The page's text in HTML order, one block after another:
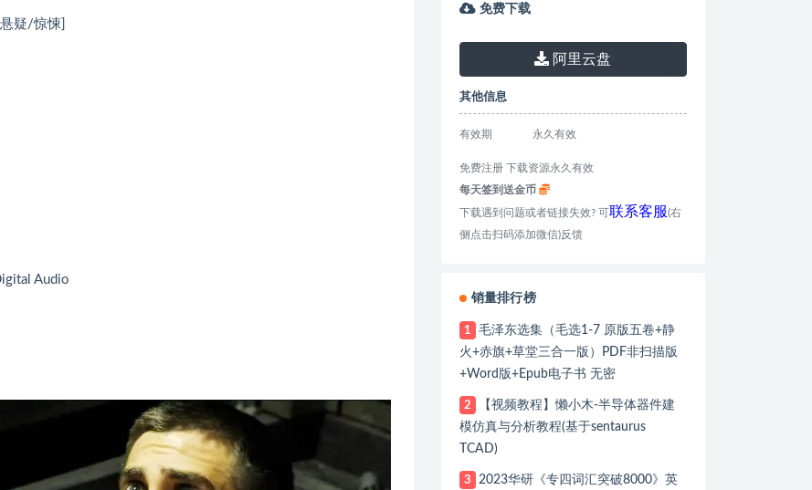
Audio
免费下载
阿里云盘
其他信息
有效期 永久有效
免费注册 下载资源永久有效
每天签到送金币
下载遇到问题或者链接失效? 可联系客服(右
侧点击扫码添加微信)反馈
销量排行榜
1
毛泽东选集（毛选1-7 原版五卷+静
火+赤旗+草堂三合一版）PDF非扫描版
+Word版+Epub电子书 无密
2
【视频教程】懒小木-半导体器件建
模仿真与分析教程(基于sentaurus
TCAD)
3
2023华研《专四词汇突破8000》英